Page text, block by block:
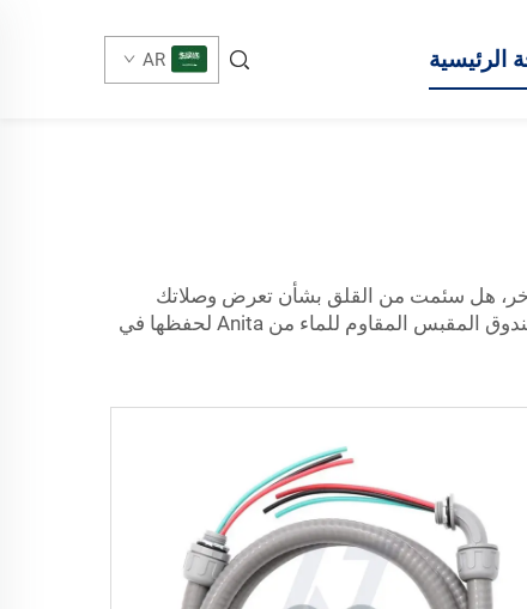
الرئيسية AR
آخر، هل سئمت من القلق بشأن تعرض وصلاتك
الكهربائية الخارجية للبلل أو ربما التلف بسبب المطر؟ لم يكن تخزين مقابسك أسهل أو أكثر أمانًا من أي وقت مضى، مع صندوق المقبس المقاوم للماء من Anita لحفظها في